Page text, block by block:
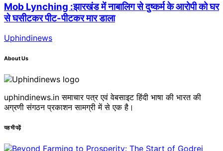
Mob Lynching :झारखंड में नाबालिग से दुष्कर्म के आरोपी को घर
से घसीटकर पीट-पीटकर मार डाला
Uphindinews
About Us
uphindinews.in समाचार पत्र एवं वेबसाइट हिंदी भाषा की भारत की
अग्रणी संगठन प्रकाशन सामग्री में से एक है।
यह भी पढ़ें